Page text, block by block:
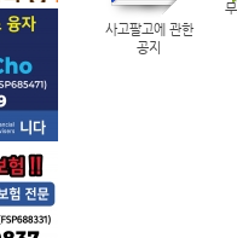
151266
사고팔고에 관한
공지